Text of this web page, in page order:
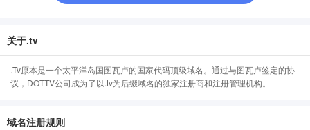
关于.tv
.Tv原本是一个太平洋岛国图瓦卢的国家代码顶级域名。通过与图瓦卢签定的协
议，DOTTV公司成为了以.tv为后缀域名的独家注册商和注册管理机构。
域名注册规则